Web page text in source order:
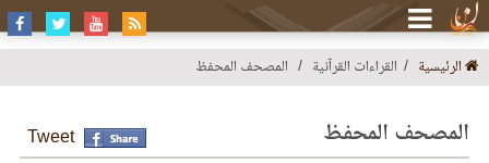
الرئيسية القراءات القرآنية المصحف المحفظ
المصحف المحفظ Tweet